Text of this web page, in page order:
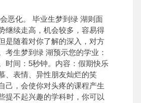
恶化。 毕业生梦到绿 湖则面
继续走高，机会较多，容易得
是随着对你了解的深入，对方
考生梦到绿 湖预示您的学业：
时间：5秒钟。内容：假期快乐
、表情、异性朋友灿烂的笑
，会使你对头疼的课程产生
提不起兴趣的学科时，你可以